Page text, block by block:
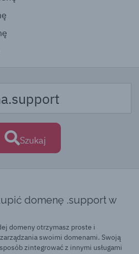
Szukaj
domenę .support w
domeny otrzymasz proste i
swoimi domenami. Swoją
zintegrować z innymi usługami